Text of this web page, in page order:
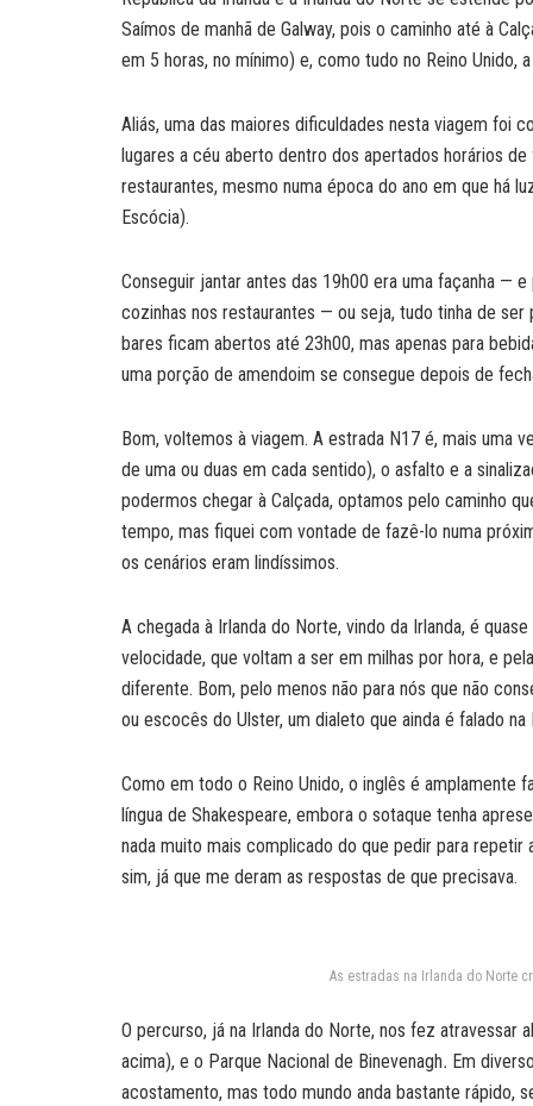
Saímos de manhã de Galway, pois o caminho até à
em 5 horas, no mínimo) e, como tudo no Reino Unido,
Aliás, uma das maiores dificuldades nesta viagem foi
lugares a céu aberto dentro dos apertados horários
restaurantes, mesmo numa época do ano em que há
Escócia).
Conseguir jantar antes das 19h00 era uma façanha —
cozinhas nos restaurantes — ou seja, tudo tinha de
bares ficam abertos até 23h00, mas apenas para
uma porção de amendoim se consegue depois de
Bom, voltemos à viagem. A estrada N17 é, mais uma
de uma ou duas em cada sentido), o asfalto e a
podermos chegar à Calçada, optamos pelo caminho
tempo, mas fiquei com vontade de fazê-lo numa
os cenários eram lindíssimos.
A chegada à Irlanda do Norte, vindo da Irlanda, é
velocidade, que voltam a ser em milhas por hora, e
diferente. Bom, pelo menos não para nós que não
ou escocês do Ulster, um dialeto que ainda é falado
Como em todo o Reino Unido, o inglês é amplamente
língua de Shakespeare, embora o sotaque tenha
nada muito mais complicado do que pedir para repetir
sim, já que me deram as respostas de que precisava.
As estradas na Irlanda do Norte
O percurso, já na Irlanda do Norte, nos fez atravessar
acima), e o Parque Nacional de Binevenagh. Em
acostamento, mas todo mundo anda bastante rápido,